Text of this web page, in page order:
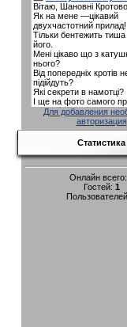
Для добавления
авторизация
Статистика
Онлайн всего:
Гостей: 1